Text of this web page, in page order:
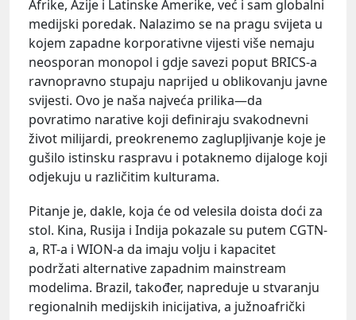
Afrike, Azije i Latinske Amerike, već i sam globalni
medijski poredak. Nalazimo se na pragu svijeta u
kojem zapadne korporativne vijesti više nemaju
neosporan monopol i gdje savezi poput BRICS-a
ravnopravno stupaju naprijed u oblikovanju javne
svijesti. Ovo je naša najveća prilika—da
povratimo narative koji definiraju svakodnevni
život milijardi, preokrenemo zaglupljivanje koje je
gušilo istinsku raspravu i potaknemo dijaloge koji
odjekuju u različitim kulturama.
Pitanje je, dakle, koja će od velesila doista doći za
stol. Kina, Rusija i Indija pokazale su putem CGTN-
a, RT-a i WION-a da imaju volju i kapacitet
podržati alternative zapadnim mainstream
modelima. Brazil, također, napreduje u stvaranju
regionalnih medijskih inicijativa, a južnoafrički